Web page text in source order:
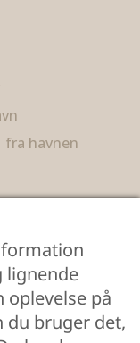
fra havnen
lignende
på
du bruger det,